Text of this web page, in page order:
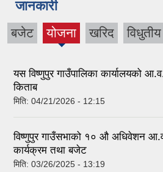
जानकारी
बजेट योजना
(active
खरिद
यस विष्णुपुर गाउँपालिका कार्यालयको
किताब
मिति: 04/21/2026 - 12:15
विष्णुपुर गाउँसभाको १० औ अधिवेशन
कार्यक्रम तथा बजेट
मिति: 03/26/2025 - 13:19